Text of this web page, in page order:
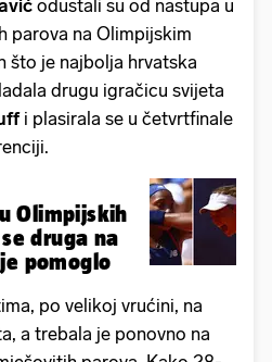
odustali su od nastupa u
parova na Olimpijskim
što je najbolja hrvatska
drugu igračicu svijeta
i plasirala se u četvrtfinale
Olimpijskih
druga na
pomoglo
po velikoj vrućini, na
a trebala je ponovno na